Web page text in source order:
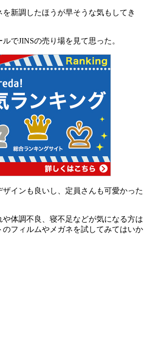
新調したほうが早そうな気もしてき
でJINSの売り場を見て思った。
インも良いし、定員さんも可愛かった
や体調不良、寝不足などが気になる方は
のフィルムやメガネを試してみてはいか